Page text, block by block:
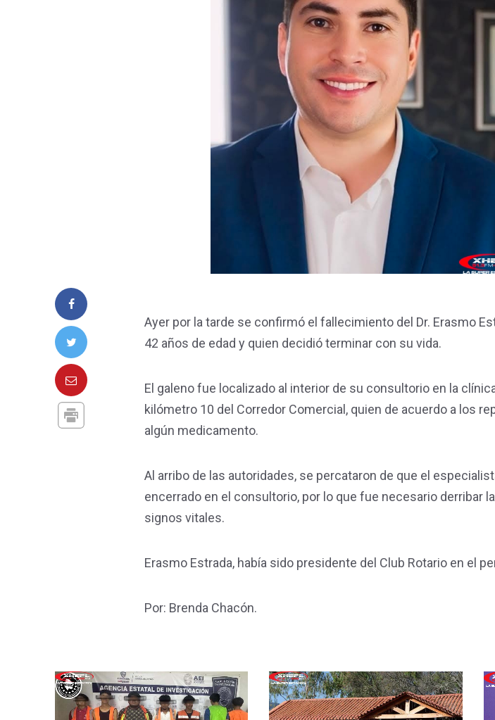
Ayer por la tarde se confirmó el fallecimiento del Dr. Erasmo
42 años de edad y quien decidió terminar con su vida.
El galeno fue localizado al interior de su consultorio en la
kilómetro 10 del Corredor Comercial, quien de acuerdo a los
algún medicamento.
Al arribo de las autoridades, se percataron de que el
encerrado en el consultorio, por lo que fue necesario derribar
signos vitales.
Erasmo Estrada, había sido presidente del Club Rotario en el
Por: Brenda Chacón.